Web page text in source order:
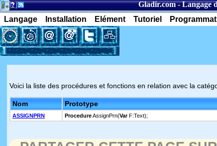
Gladir.com-Langage
Langage
Installation Elément Tutoriel
Voici la liste des procédures et fonctions en relation avec la
Nom Prototype
ASSIGNPRN ProcedureAssignPrn(VarF:Text);